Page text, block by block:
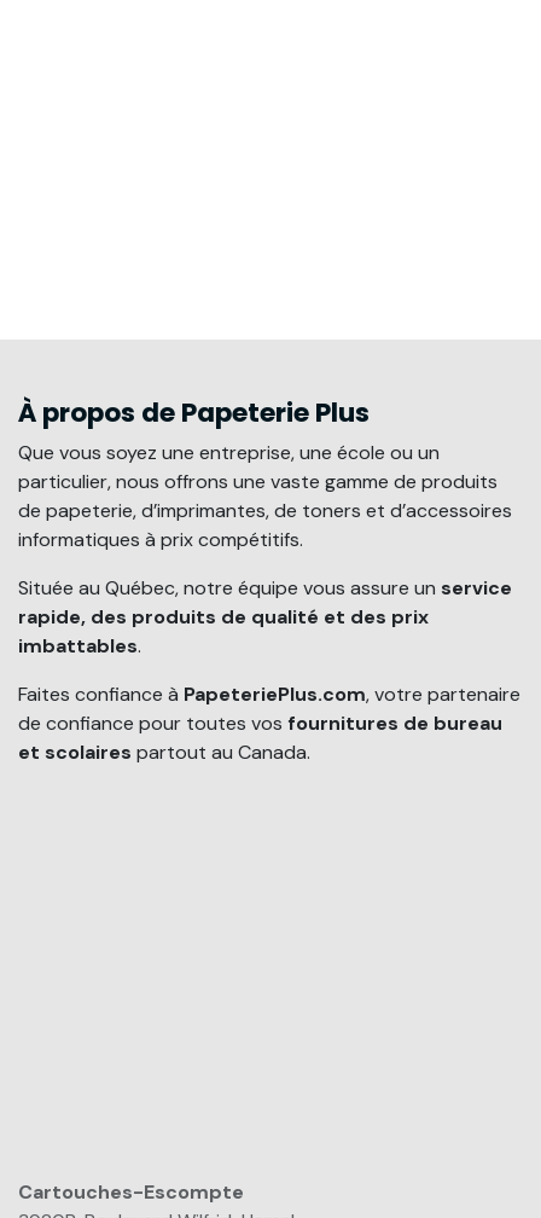
À propos de Papeterie Plus
Que vous soyez une entreprise, une école ou un
particulier, nous offrons une vaste gamme de produits
de papeterie, d’imprimantes, de toners et d’accessoires
informatiques à prix compétitifs.
Située au Québec, notre équipe vous assure un service
rapide, des produits de qualité et des prix
imbattables.
Faites confiance à PapeteriePlus.com, votre partenaire
de confiance pour toutes vos fournitures de bureau
et scolaires partout au Canada.
Cartouches-Escompte